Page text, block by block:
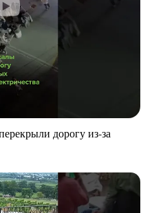
дорогу из-за